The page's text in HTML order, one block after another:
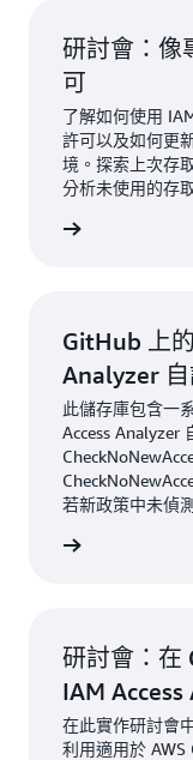
研討會：像
可
了解如何使用
許可以及如何更
境。探索上次存
分析未使用的存
GitHub 上
Analyzer
此儲存庫包含一
Access Analyzer
若新政策中未偵
研討會：在
IAM
在此實作研討會
利用適用於